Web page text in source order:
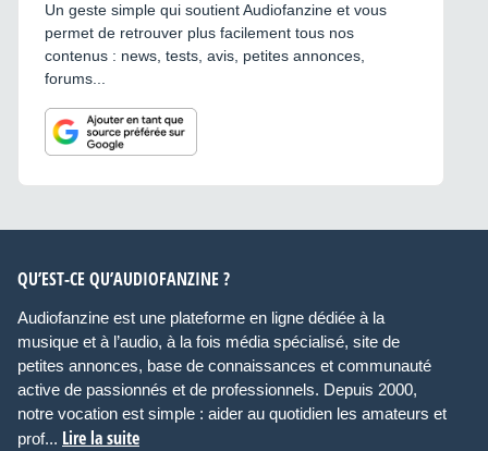
Un geste simple qui soutient Audiofanzine et vous
permet de retrouver plus facilement tous nos
contenus : news, tests, avis, petites annonces,
forums...
QU’EST-CE QU’AUDIOFANZINE ?
Audiofanzine est une plateforme en ligne dédiée à la
musique et à l’audio, à la fois média spécialisé, site de
petites annonces, base de connaissances et communauté
active de passionnés et de professionnels. Depuis 2000,
notre vocation est simple : aider au quotidien les amateurs et
prof... Lire la suite